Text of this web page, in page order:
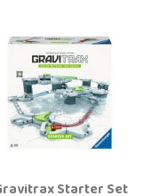
Starter Set